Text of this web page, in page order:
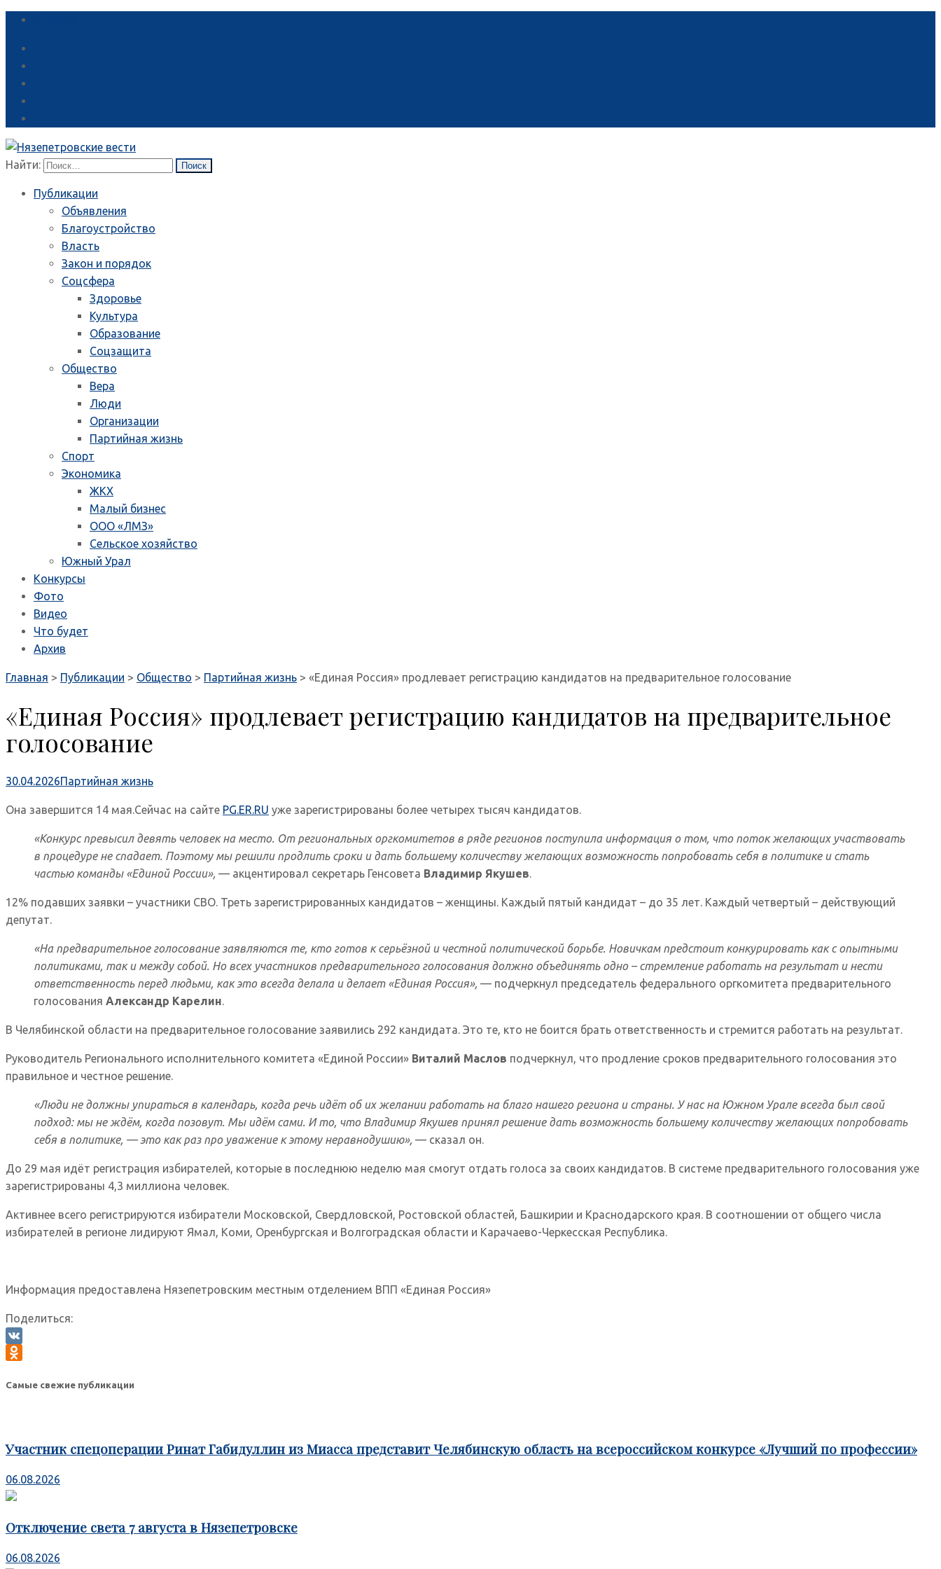
Найти:
Публикации
Объявления
Благоустройство
Власть
Закон и порядок
Соцсфера
Здоровье
Культура
Образование
Соцзащита
Общество
Вера
Люди
Организации
Партийная жизнь
Спорт
Экономика
ЖКХ
Малый бизнес
ООО «ЛМЗ»
Сельское хозяйство
Южный Урал
Конкурсы
Фото
Видео
Что будет
Архив
Главная > Публикации > Общество > Партийная жизнь > «Единая Россия» продлевает регистрацию кандидатов на предварительное голосование
«Единая Россия» продлевает регистрацию кандидатов на предварительное
голосование
30.04.2026Партийная жизнь
Она завершится 14 мая.Сейчас на сайте PG.ER.RU уже зарегистрированы более четырех тысяч кандидатов.
«Конкурс превысил девять человек на место. От региональных оргкомитетов в ряде регионов поступила информация о том, что поток желающих участвовать
в процедуре не спадает. Поэтому мы решили продлить сроки и дать большему количеству желающих возможность попробовать себя в политике и стать
частью команды «Единой России», — акцентировал секретарь Генсовета Владимир Якушев.
12% подавших заявки – участники СВО. Треть зарегистрированных кандидатов – женщины. Каждый пятый кандидат – до 35 лет. Каждый четвертый – действующий
депутат.
«На предварительное голосование заявляются те, кто готов к серьёзной и честной политической борьбе. Новичкам предстоит конкурировать как с опытными
политиками, так и между собой. Но всех участников предварительного голосования должно объединять одно – стремление работать на результат и нести
ответственность перед людьми, как это всегда делала и делает «Единая Россия», — подчеркнул председатель федерального оргкомитета предварительного
голосования Александр Карелин.
В Челябинской области на предварительное голосование заявились 292 кандидата. Это те, кто не боится брать ответственность и стремится работать на результат.
Руководитель Регионального исполнительного комитета «Единой России» Виталий Маслов подчеркнул, что продление сроков предварительного голосования это
правильное и честное решение.
«Люди не должны упираться в календарь, когда речь идёт об их желании работать на благо нашего региона и страны. У нас на Южном Урале всегда был свой
подход: мы не ждём, когда позовут. Мы идём сами. И то, что Владимир Якушев принял решение дать возможность большему количеству желающих попробовать
себя в политике, — это как раз про уважение к этому неравнодушию», — сказал он.
До 29 мая идёт регистрация избирателей, которые в последнюю неделю мая смогут отдать голоса за своих кандидатов. В системе предварительного голосования уже
зарегистрированы 4,3 миллиона человек.
Активнее всего регистрируются избиратели Московской, Свердловской, Ростовской областей, Башкирии и Краснодарского края. В соотношении от общего числа
избирателей в регионе лидируют Ямал, Коми, Оренбургская и Волгоградская области и Карачаево-Черкесская Республика.
Информация предоставлена Нязепетровским местным отделением ВПП «Единая Россия»
Поделиться:
VK
Самые свежие публикации
Участник спецоперации Ринат Габидуллин из Миасса представит Челябинскую область на всероссийском конкурсе «Лучший по профессии»
06.08.2026
Отключение света 7 августа в Нязепетровске
06.08.2026